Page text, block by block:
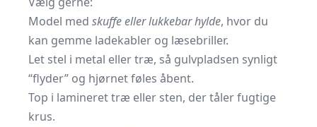
Model med skuffe eller lukkebar hylde, hvor du
kan gemme ladekabler og læsebriller.
Let stel i metal eller træ, så gulvpladsen synligt
“flyder” og hjørnet føles åbent.
Top i lamineret træ eller sten, der tåler fugtige
krus.